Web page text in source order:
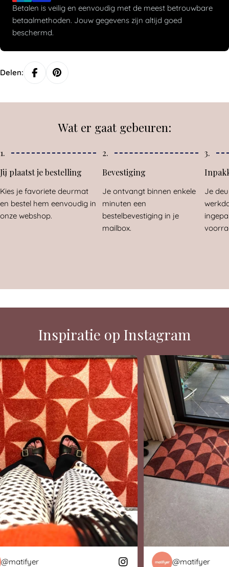
Betalen is veilig en eenvoudig met de meest betrouwbare
betaalmethoden. Jouw gegevens zijn altijd goed
beschermd.
Delen:
Wat er gaat gebeuren:
1.
Jij plaatst je bestelling
Kies je favoriete deurmat
en bestel hem eenvoudig in
onze webshop.
2.
Bevestiging
Je ontvangt binnen enkele
minuten een
bestelbevestiging in je
mailbox.
3.
Je
Inspiratie op Instagram
@matifyer